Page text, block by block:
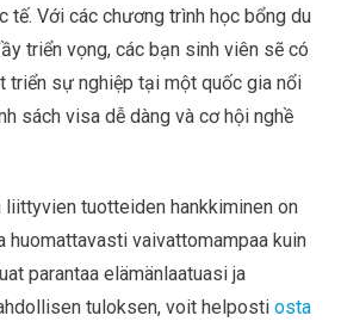
tế. Với các chương trình học bổng du
triển vọng, các bạn sinh viên sẽ có
triển sự nghiệp tại một quốc gia nổi
sách visa dễ dàng và cơ hội nghề
tuotteiden hankkiminen on
huomattavasti vaivattomampaa kuin
parantaa elämänlaatuasi ja
tuloksen, voit helposti osta